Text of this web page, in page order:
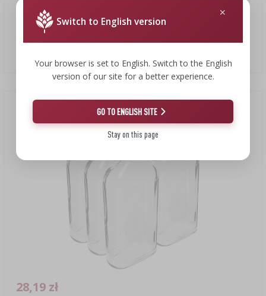
Termometr do lodówek i zamrażarek (-35°C do +45°C) Ø
5cm
4,49 zł
28,19 zł
Switch to English version
Your browser is set to English. Switch to the English
version of our site for a better experience.
GO TO ENGLISH SITE
Stay on this page